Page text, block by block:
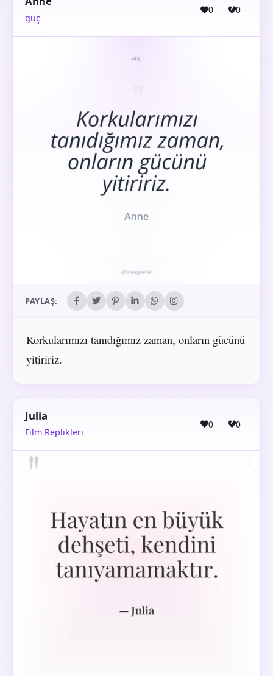
güç
0 0
PAYLAŞ:
Korkularımızı tanıdığımız zaman, onların gücünü
yitiririz.
Julia
Film Replikleri
0 0